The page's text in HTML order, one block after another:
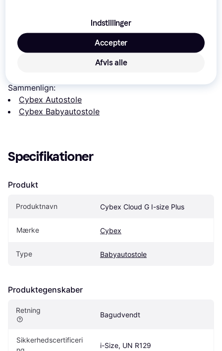
Læs om produktet
Cybex Cloud G I-size Plus
Sammenlign:
Cybex Autostole
Cybex Babyautostole
Specifikationer
Produkt
Produktnavn Cybex Cloud G I-size Plus
Mærke Cybex
Type Babyautostole
Produktegenskaber
Retning
Bagudvendt
Sikkerhedscertificeri
i-Size, UN R129
Indstillinger
Afvis alle
Accepter